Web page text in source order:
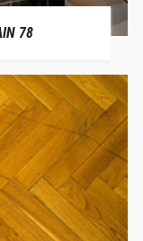
78